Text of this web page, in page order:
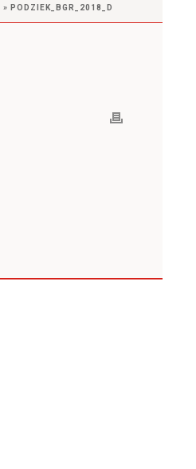
» PODZIEK_BGR_2018_D